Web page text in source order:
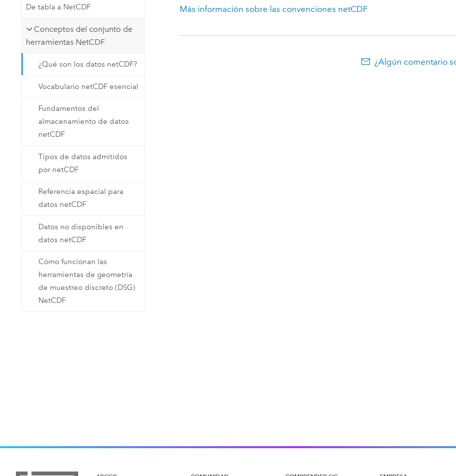
De tabla a NetCDF
Conceptos del conjunto de
herramientas NetCDF
¿Qué son los datos netCDF?
Vocabulario netCDF esencial
Fundamentos del
almacenamiento de datos
netCDF
Tipos de datos admitidos
por netCDF
Referencia espacial para
datos netCDF
Datos no disponibles en
datos netCDF
Cómo funcionan las
herramientas de geometría
de muestreo discreto (DSG)
NetCDF
Más información sobre las convenciones netCDF
¿Algún comentario